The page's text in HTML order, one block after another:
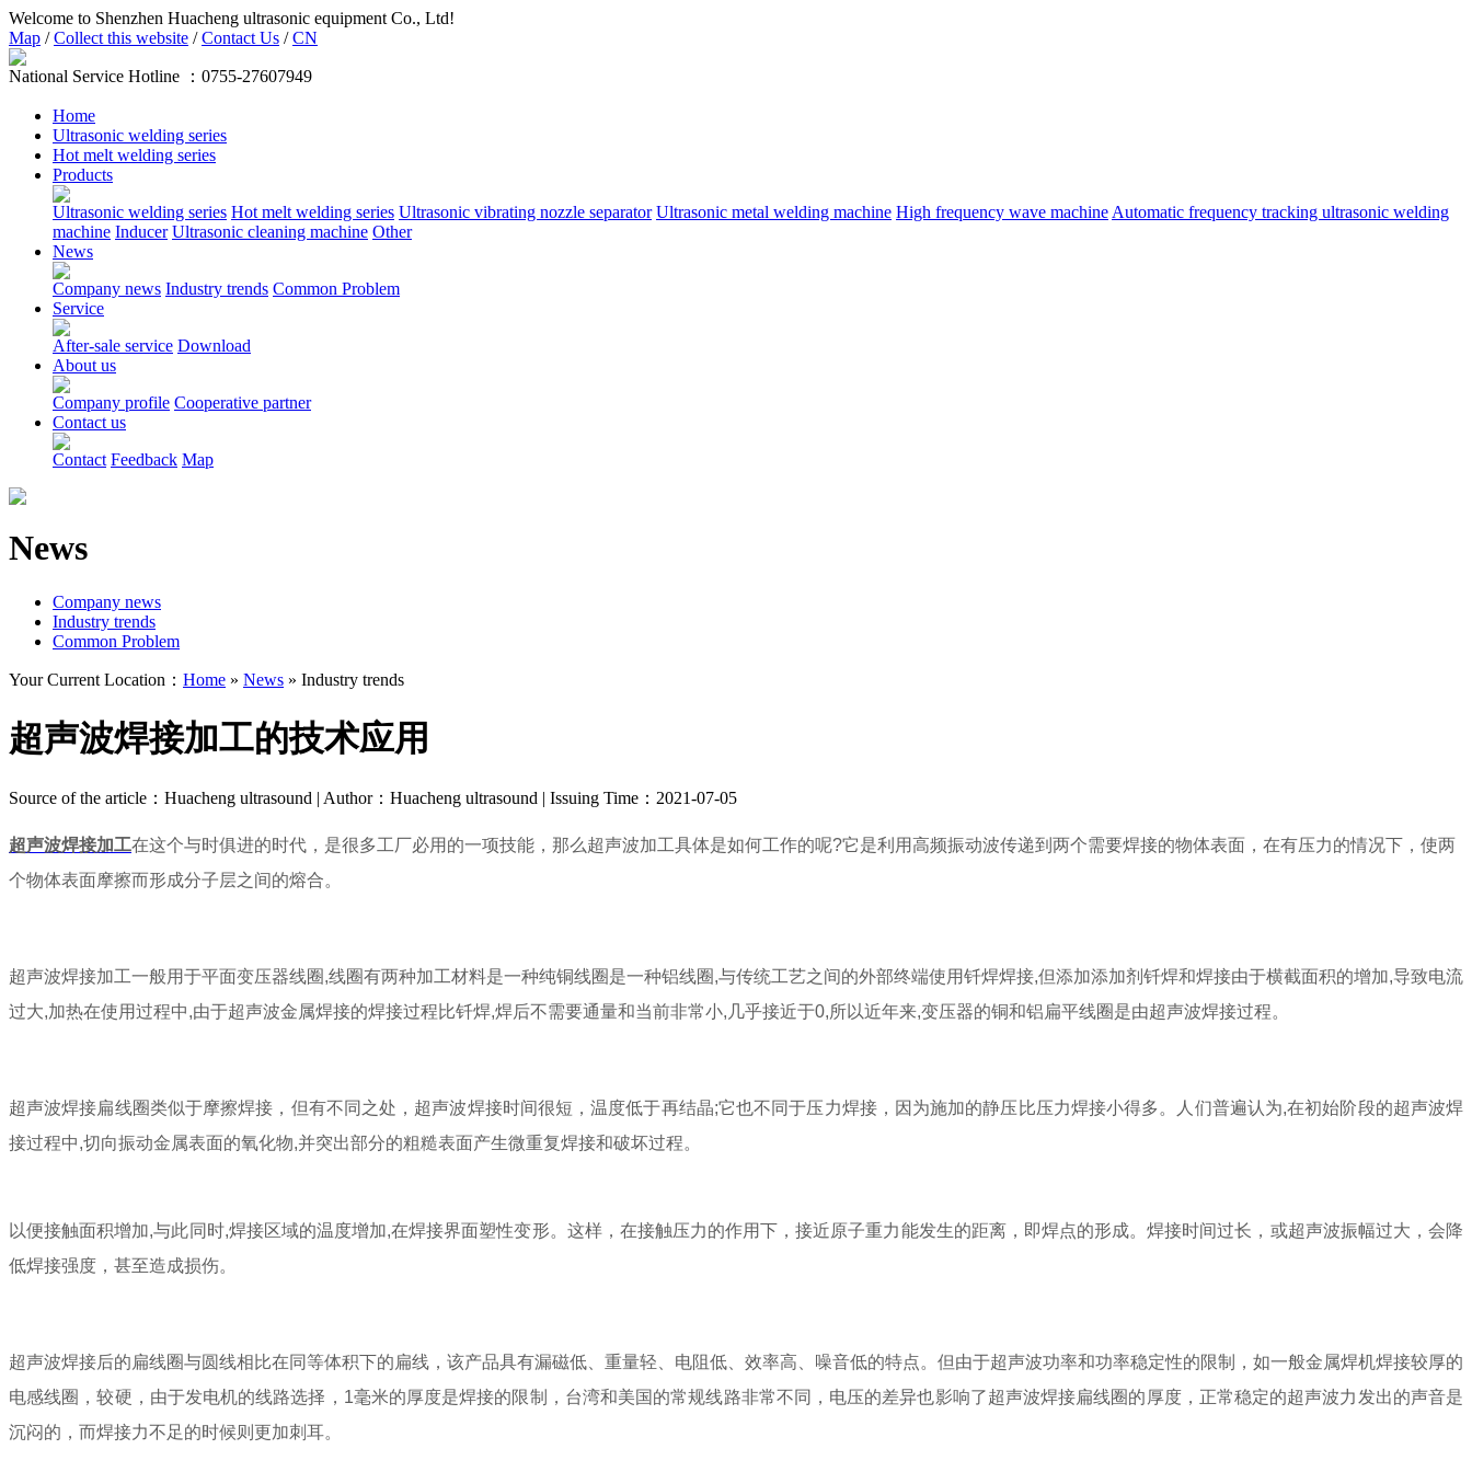
Welcome to Shenzhen Huacheng ultrasonic equipment Co., Ltd!
Map /Collect this website /Contact Us /CN
National Service Hotline ： 0755-27607949
Home
Ultrasonic welding series
Hot melt welding series
Products
Ultrasonic welding series Hot melt welding series Ultrasonic vibrating nozzle separator Ultrasonic metal welding machine High frequency wave machine Automatic frequency tracking ultrasonic welding
machine Inducer Ultrasonic cleaning machine Other
News
Company news Industry trends Common Problem
Service
After-sale service Download
About us
Company profile Cooperative partner
Contact us
Contact Feedback Map
News
Company news
Industry trends
Common Problem
Your Current Location： Home » News » Industry trends
超声波焊接加工的技术应用
Source of the article：Huacheng ultrasound | Author：Huacheng ultrasound | Issuing Time：2021-07-05
超声波焊接加工在这个与时俱进的时代，是很多工厂必用的一项技能，那么超声波加工具体是如何工作的呢?它是利用高频振动波传递到两个需要焊接的物体表面，在有压力的情况下，使两
个物体表面摩擦而形成分子层之间的熔合。
超声波焊接加工一般用于平面变压器线圈,线圈有两种加工材料是一种纯铜线圈是一种铝线圈,与传统工艺之间的外部终端使用钎焊焊接,但添加添加剂钎焊和焊接由于横截面积的增加,导致电流
过大,加热在使用过程中,由于超声波金属焊接的焊接过程比钎焊,焊后不需要通量和当前非常小,几乎接近于0,所以近年来,变压器的铜和铝扁平线圈是由超声波焊接过程。
超声波焊接扁线圈类似于摩擦焊接，但有不同之处，超声波焊接时间很短，温度低于再结晶;它也不同于压力焊接，因为施加的静压比压力焊接小得多。人们普遍认为,在初始阶段的超声波焊
接过程中,切向振动金属表面的氧化物,并突出部分的粗糙表面产生微重复焊接和破坏过程。
以便接触面积增加,与此同时,焊接区域的温度增加,在焊接界面塑性变形。这样，在接触压力的作用下，接近原子重力能发生的距离，即焊点的形成。焊接时间过长，或超声波振幅过大，会降
低焊接强度，甚至造成损伤。
超声波焊接后的扁线圈与圆线相比在同等体积下的扁线，该产品具有漏磁低、重量轻、电阻低、效率高、噪音低的特点。但由于超声波功率和功率稳定性的限制，如一般金属焊机焊接较厚的
电感线圈，较硬，由于发电机的线路选择，1毫米的厚度是焊接的限制，台湾和美国的常规线路非常不同，电压的差异也影响了超声波焊接扁线圈的厚度，正常稳定的超声波力发出的声音是
沉闷的，而焊接力不足的时候则更加刺耳。